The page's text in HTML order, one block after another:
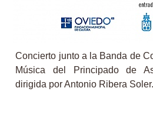
Concierto junto a la Banda de
Música del Principado de
dirigida por Antonio Ribera Soler.